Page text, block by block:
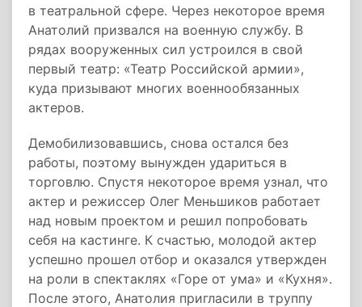
в театральной сфере. Через некоторое время
Анатолий призвался на военную службу. В
рядах вооруженных сил устроился в свой
первый театр: «Театр Российской армии»,
куда призывают многих военнообязанных
актеров.
Демобилизовавшись, снова остался без
работы, поэтому вынужден удариться в
торговлю. Спустя некоторое время узнал, что
актер и режиссер Олег Меньшиков работает
над новым проектом и решил попробовать
себя на кастинге. К счастью, молодой актер
успешно прошел отбор и оказался утвержден
на роли в спектаклях «Горе от ума» и «Кухня».
После этого, Анатолия пригласили в труппу